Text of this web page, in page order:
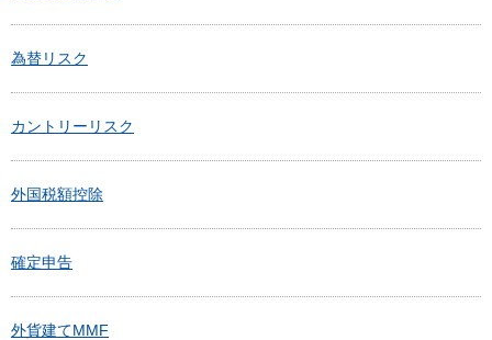
為替リスク
カントリーリスク
外国税額控除
確定申告
外貨建てMMF